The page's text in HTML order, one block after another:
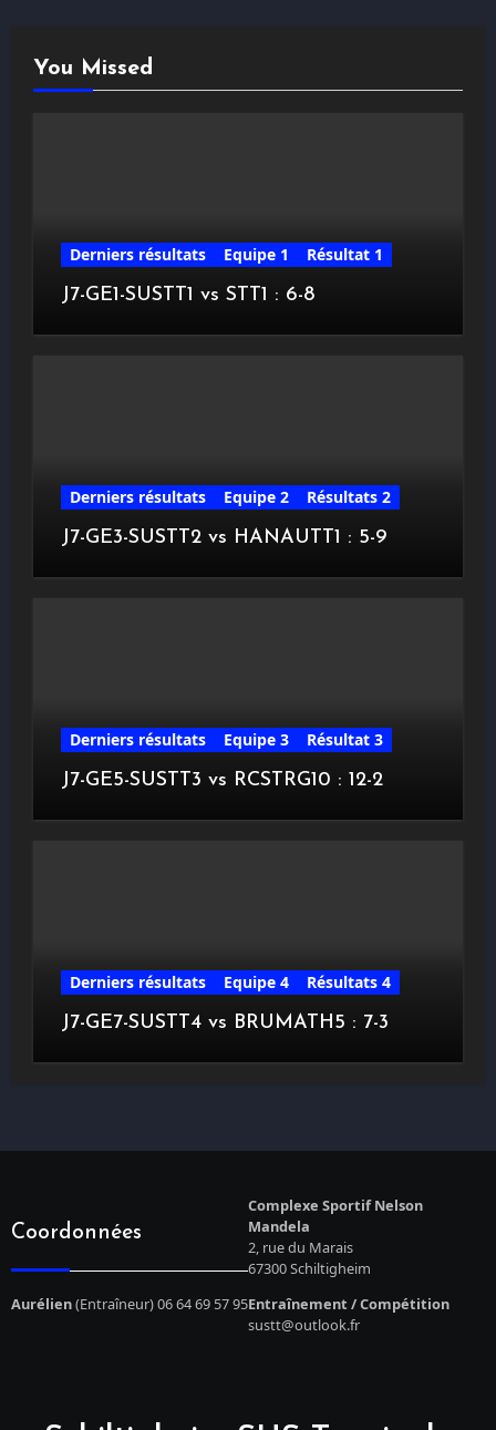
You Missed
Derniers résultats Equipe 1
Résultat 1
J7-GE1-SUSTT1 vs STT1 : 6-8
Derniers résultats Equipe 2
Résultats 2
J7-GE3-SUSTT2 vs HANAUTT1 : 5-9
Derniers résultats Equipe 3
Résultat 3
J7-GE5-SUSTT3 vs RCSTRG10 : 12-2
Derniers résultats Equipe 4
Résultats 4
J7-GE7-SUSTT4 vs BRUMATH5 : 7-3
Coordonnées
Complexe Sportif Nelson
Mandela
2, rue du Marais
67300 Schiltigheim
Aurélien(Entraîneur) 06 64 69 57 95Entraînement / Compétition
sustt@outlook.fr